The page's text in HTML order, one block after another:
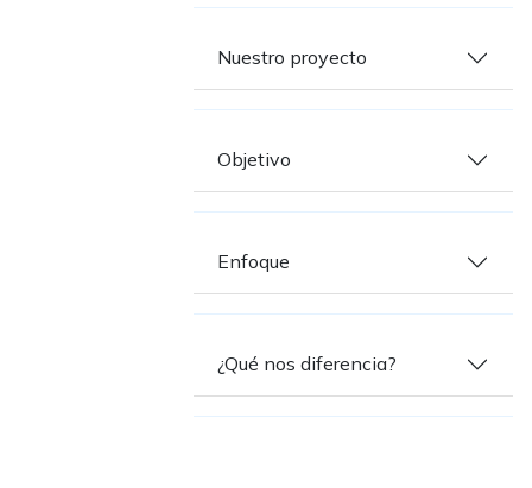
Nuestro proyecto
Objetivo
Enfoque
¿Qué nos diferencia?